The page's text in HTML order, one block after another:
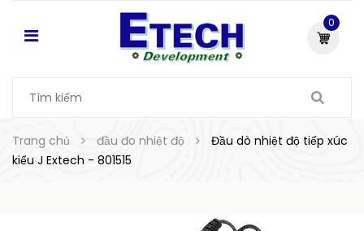
0
Trang chủ đầu đo nhiệt độ
Đầu dò nhiệt độ tiếp xúc
kiểu J Extech - 801515